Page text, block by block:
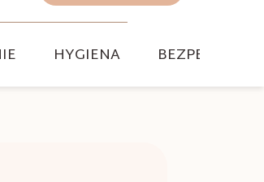
košík
HYGIENA BEZPEČNOSŤ